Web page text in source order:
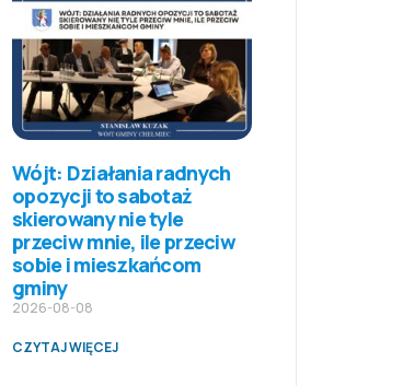
Wójt: Działania radnych
opozycji to sabotaż
skierowany nie tyle
przeciw mnie, ile przeciw
sobie i mieszkańcom
gminy
2026-08-08
CZYTAJ WIĘCEJ